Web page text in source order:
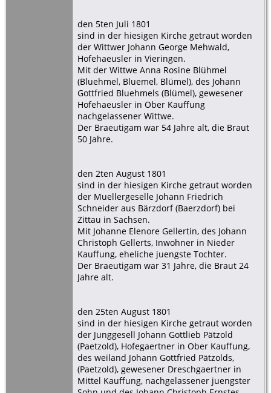
den 5ten Juli 1801
sind in der hiesigen Kirche getraut worden
der Wittwer Johann George Mehwald,
Hofehaeusler in Vieringen.
Mit der Wittwe Anna Rosine Blühmel
(Bluehmel, Bluemel, Blümel), des Johann
Gottfried Bluehmels (Blümel), gewesener
Hofehaeusler in Ober Kauffung
nachgelassener Wittwe.
Der Braeutigam war 54 Jahre alt, die Braut
50 Jahre.
den 2ten August 1801
sind in der hiesigen Kirche getraut worden
der Muellergeselle Johann Friedrich
Schneider aus Bärzdorf (Baerzdorf) bei
Zittau in Sachsen.
Mit Johanne Elenore Gellertin, des Johann
Christoph Gellerts, Inwohner in Nieder
Kauffung, eheliche juengste Tochter.
Der Braeutigam war 31 Jahre, die Braut 24
Jahre alt.
den 25ten August 1801
sind in der hiesigen Kirche getraut worden
der Junggesell Johann Gottlieb Pätzold
(Paetzold), Hofegaertner in Ober Kauffung,
des weiland Johann Gottfried Pätzolds,
(Paetzold), gewesener Dreschgaertner in
Mittel Kauffung, nachgelassener juengster